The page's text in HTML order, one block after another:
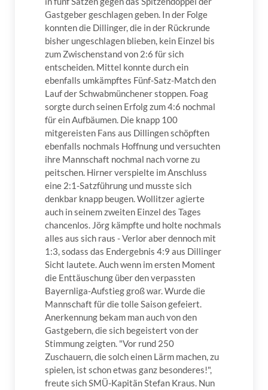
Gastgeber geschlagen geben. In der Folge
konnten die Dillinger, die in der Rückrunde
bisher ungeschlagen blieben, kein Einzel bis
zum Zwischenstand von 2:6 für sich
entscheiden. Mittel konnte durch ein
ebenfalls umkämpftes Fünf-Satz-Match den
Lauf der Schwabmünchener stoppen. Foag
sorgte durch seinen Erfolg zum 4:6 nochmal
für ein Aufbäumen. Die knapp 100
mitgereisten Fans aus Dillingen schöpften
ebenfalls nochmals Hoffnung und versuchten
ihre Mannschaft nochmal nach vorne zu
peitschen. Hirner verspielte im Anschluss
eine 2:1-Satzführung und musste sich
denkbar knapp beugen. Wollitzer agierte
auch in seinem zweiten Einzel des Tages
chancenlos. Jörg kämpfte und holte nochmals
alles aus sich raus - Verlor aber dennoch mit
1:3, sodass das Endergebnis 4:9 aus Dillinger
Sicht lautete. Auch wenn im ersten Moment
die Enttäuschung über den verpassten
Bayernliga-Aufstieg groß war. Wurde die
Mannschaft für die tolle Saison gefeiert.
Anerkennung bekam man auch von den
Gastgebern, die sich begeistert von der
Stimmung zeigten. "Vor rund 250
Zuschauern, die solch einen Lärm machen, zu
spielen, ist schon etwas ganz besonderes!",
freute sich SMÜ-Kapitän Stefan Kraus. Nun